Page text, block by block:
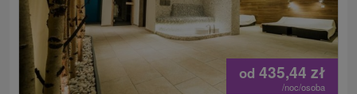
od 435,44 zł
/noc/osoba